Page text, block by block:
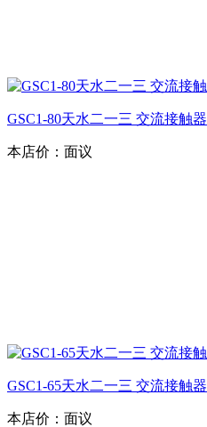
GSC1-80天水二一三 交流接触器
本店价： 面议
GSC1-65天水二一三 交流接触器
本店价： 面议